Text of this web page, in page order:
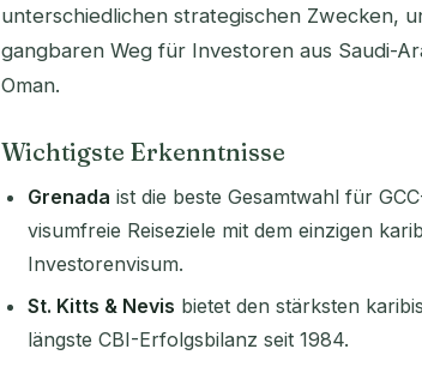
unterschiedlichen strategischen Zwecken,
gangbaren Weg für Investoren aus Saudi-
Oman.
Wichtigste Erkenntnisse
Grenada ist die beste Gesamtwahl für
visumfreie Reiseziele mit dem einzigen
Investorenvisum.
St. Kitts & Nevis bietet den stärksten
längste CBI-Erfolgsbilanz seit 1984.